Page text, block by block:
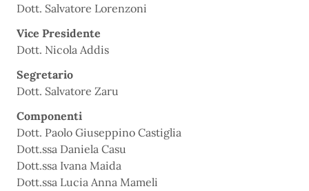
Dott. Salvatore Lorenzoni
Vice Presidente
Dott. Nicola Addis
Segretario
Dott. Salvatore Zaru
Componenti
Dott. Paolo Giuseppino Castiglia
Dott.ssa Daniela Casu
Dott.ssa Ivana Maida
Dott.ssa Lucia Anna Mameli